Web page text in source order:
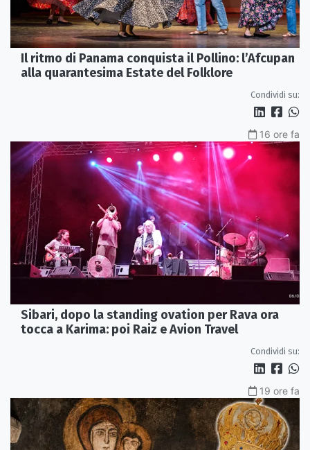
Il ritmo di Panama conquista il Pollino: l’Afcupan
alla quarantesima Estate del Folklore
Condividi su:
16 ore fa
Sibari, dopo la standing ovation per Rava ora
tocca a Karima: poi Raiz e Avion Travel
Condividi su:
19 ore fa